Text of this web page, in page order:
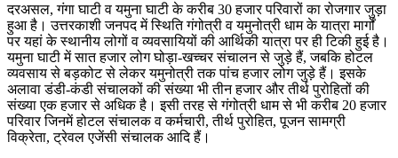
दरअसल, गंगा घाटी व यमुना घाटी के करीब 30 हजार परिवारों का रोजगार जुड़ा
हुआ है। उत्तरकाशी जनपद में स्थिति गंगोत्री व यमुनोत्री धाम के यात्रा मार्गों
पर यहां के स्थानीय लोगों व व्यवसायियों की आर्थिकी यात्रा पर ही टिकी हुई है।
यमुना घाटी में सात हजार लोग घोड़ा-खच्चर संचालन से जुड़े हैं, जबकि होटल
व्यवसाय से बड़कोट से लेकर यमुनोत्री तक पांच हजार लोग जुड़े हैं। इसके
अलावा डंडी-कंडी संचालकों की संख्या भी तीन हजार और तीर्थ पुरोहितों की
संख्या एक हजार से अधिक है। इसी तरह से गंगोत्री धाम से भी करीब 20 हजार
परिवार जिनमें होटल संचालक व कर्मचारी, तीर्थ पुरोहित, पूजन सामग्री
विक्रेता, ट्रेवल एजेंसी संचालक आदि हैं।